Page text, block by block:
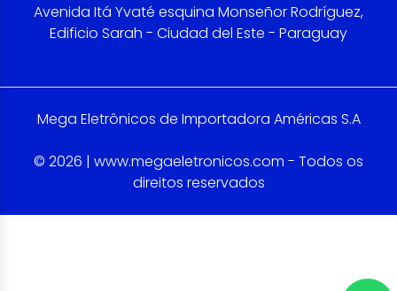
Avenida Itá Yvaté esquina Monseñor Rodríguez,
Edificio Sarah - Ciudad del Este - Paraguay
Mega Eletrônicos de Importadora Américas S.A
© 2026 | www.megaeletronicos.com - Todos os
direitos reservados